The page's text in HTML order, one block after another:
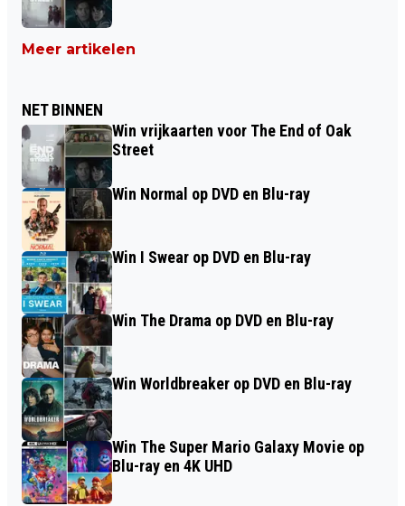
Meer artikelen
NET BINNEN
Win vrijkaarten voor The End of Oak
Street
Win Normal op DVD en Blu-ray
Win I Swear op DVD en Blu-ray
Win The Drama op DVD en Blu-ray
Win Worldbreaker op DVD en Blu-ray
Win The Super Mario Galaxy Movie op
Blu-ray en 4K UHD